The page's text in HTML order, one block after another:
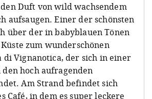
Duft von wild wachsendem
aufsaugen. Einer der schönsten
über der in babyblauen Tönen
zum wunderschönen
di Vignanotica, der sich in einer
hoch aufragenden
Am Strand befindet sich
Café, in dem es super leckere